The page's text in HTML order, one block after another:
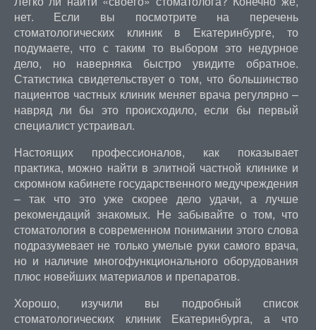
нет. Если вы посмотрите на перечень
стоматологических клиник в Екатеринбурге, то
подумаете, что с таким то выбором это недурное
дело, но наверняка быстро увидите обратное.
Статистика свидетельствует о том, что большинство
пациентов частных клиник меняет врача регулярно –
навряд ли бы это происходило, если бы первый
специалист устраивал.
Настоящих профессионалов, как показывает
практика, можно найти в элитной частной клинике и
скромном кабинете государственного медучреждения
– так что это уже скорее дело удачи, а лучше
рекомендаций знакомых. Не забывайте о том, что
стоматология в современном понимании этого слова
подразумевает не только умелые руки самого врача,
но и наличие многофункционального оборудования
плюс новейших материалов и препаратов.
Хорошо, изучили вы подробный список
стоматологических клиник Екатеринбурга, а что